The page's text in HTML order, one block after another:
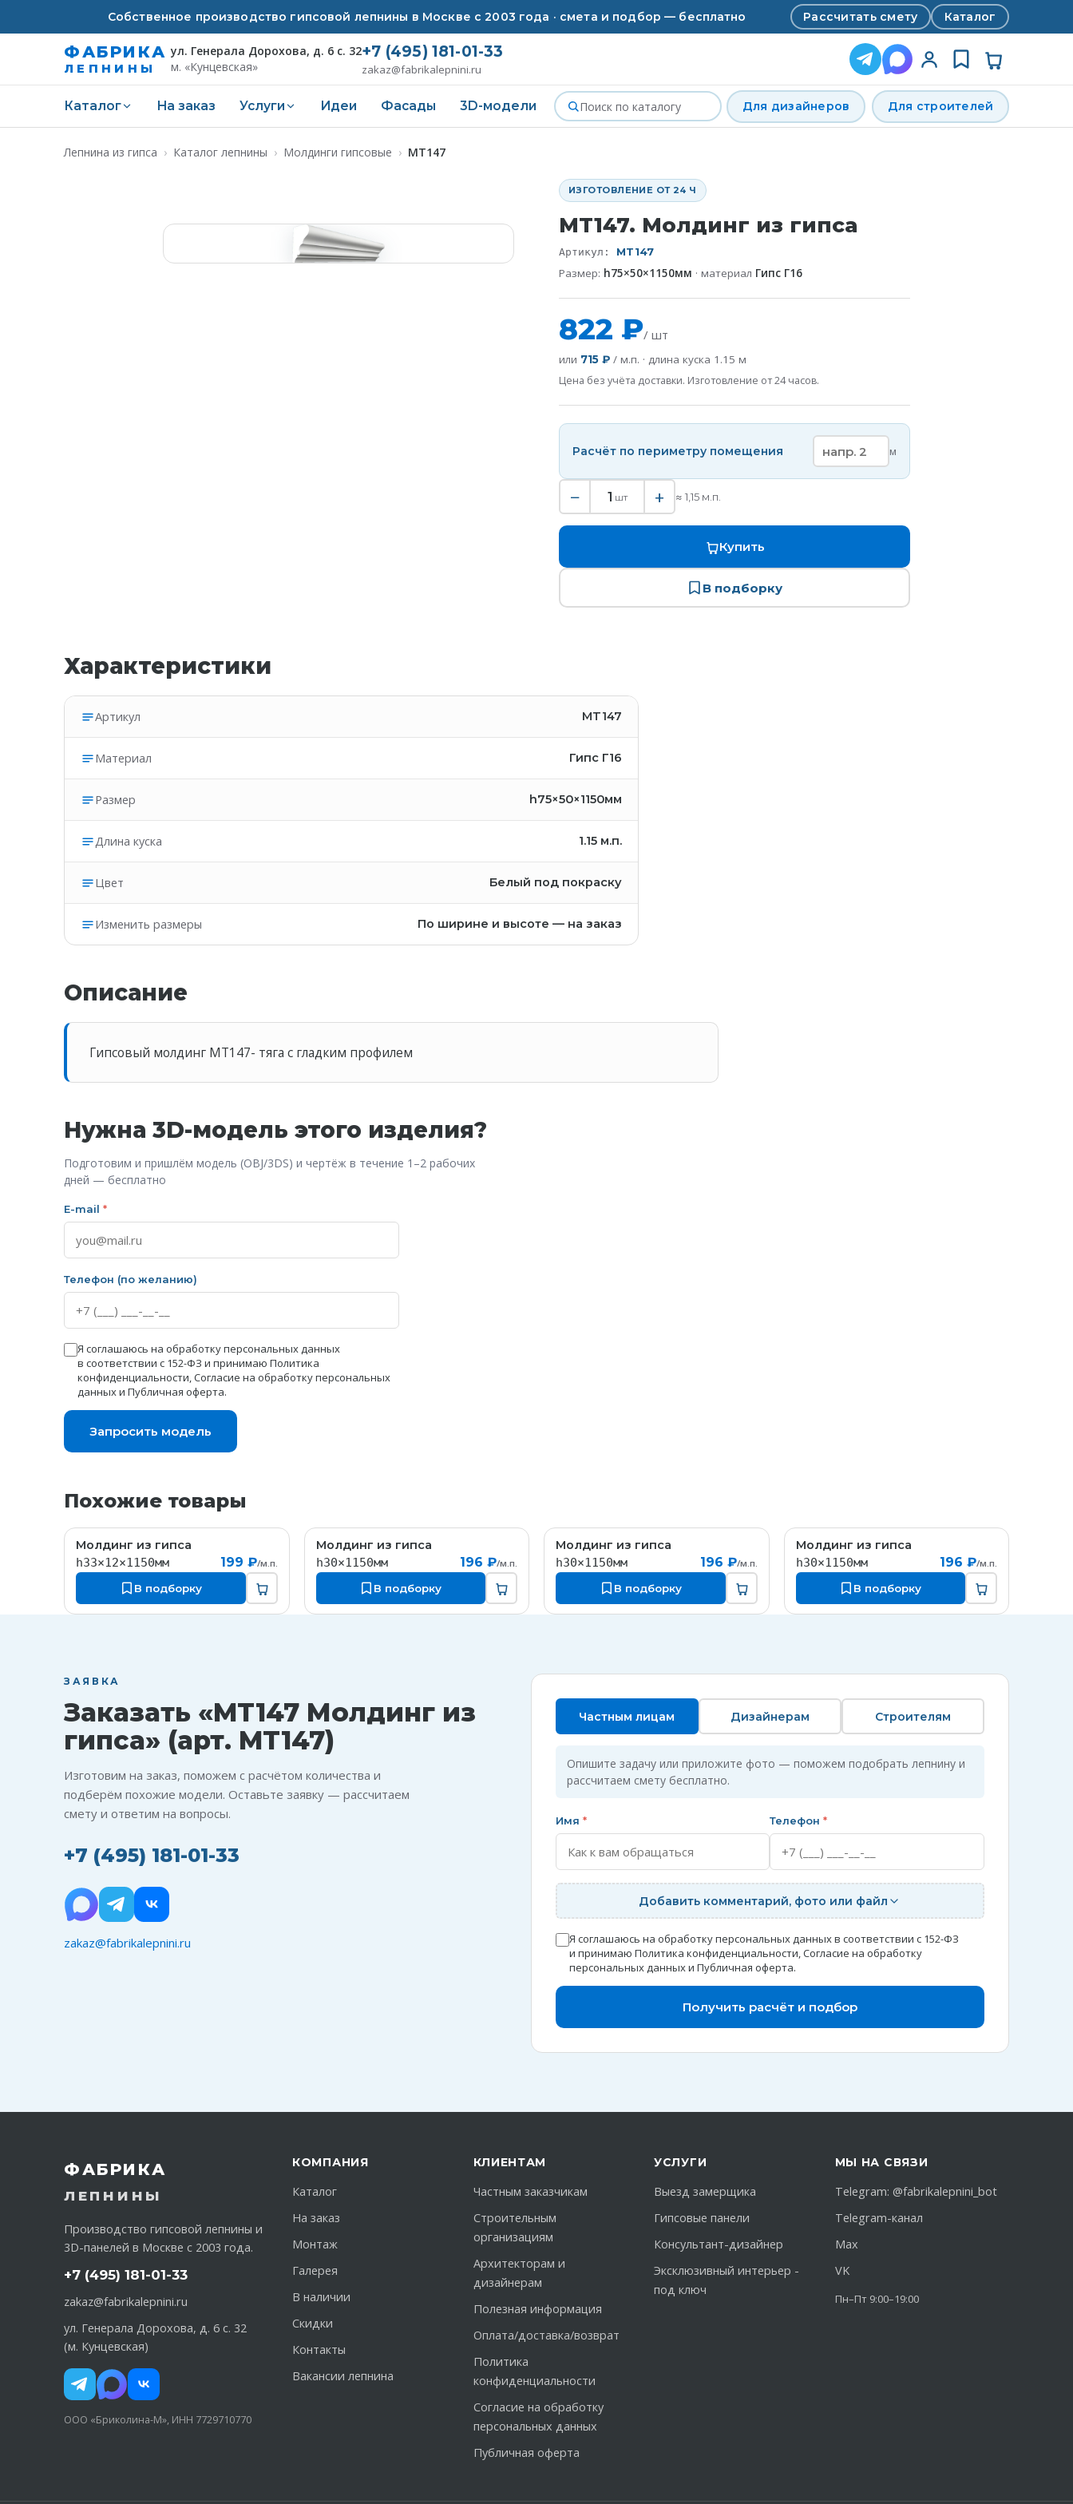
Собственное производство гипсовой лепнины в Москве с 2003 года · смета и подбор — бесплатно Рассчитать смету Каталог
ФАБРИКА
ЛЕПНИНЫ
ул. Генерала Дорохова, д. 6 с. 32
м. «Кунцевская»
+7 (495) 181-01-33
zakaz@fabrikalepnini.ru
Каталог На заказ Услуги Идеи Фасады 3D-модели Для дизайнеров Для строителей
Лепнина из гипса › Каталог лепнины › Молдинги гипсовые › MT147
ИЗГОТОВЛЕНИЕ ОТ 24 Ч
MT147. Молдинг из гипса
Артикул: MT147
Размер: h75×50×1150мм · материал Гипс Г16
822 ₽/ шт
или 715 ₽ / м.п. · длина куска 1.15 м
Цена без учёта доставки. Изготовление от 24 часов.
Расчёт по периметру помещения м
− 1 шт + ≈ 1,15 м.п.
Купить
В подборку
Характеристики
Артикул MT147
Материал Гипс Г16
Размер h75×50×1150мм
Длина куска 1.15 м.п.
Цвет Белый под покраску
Изменить размеры По ширине и высоте — на заказ
Описание
Гипсовый молдинг MT147- тяга с гладким профилем
Нужна 3D-модель этого изделия?
Подготовим и пришлём модель (OBJ/3DS) и чертёж в течение 1–2 рабочих
дней — бесплатно
E-mail *
Телефон (по желанию)
Я соглашаюсь на обработку персональных данных
в соответствии с 152-ФЗ и принимаю Политика
конфиденциальности,Согласие на обработку персональных
данныхи Публичная оферта.
Запросить модель
Похожие товары
Молдинг из гипса
h33×12×1150мм
199 ₽/м.п.
В подборку
Молдинг из гипса
h30×1150мм
196 ₽/м.п.
В подборку
Молдинг из гипса
h30×1150мм
196 ₽/м.п.
В подборку
Молдинг из гипса
h30×1150мм
196 ₽/м.п.
В подборку
ЗАЯВКА
Заказать «MT147 Молдинг из
гипса» (арт. MT147)
Изготовим на заказ, поможем с расчётом количества и
подберём похожие модели. Оставьте заявку — рассчитаем
смету и ответим на вопросы.
+7 (495) 181-01-33
zakaz@fabrikalepnini.ru
Частным лицам Дизайнерам Строителям
Опишите задачу или приложите фото — поможем подобрать лепнину и
рассчитаем смету бесплатно.
Имя * Телефон *
Добавить комментарий, фото или файл
Я соглашаюсь на обработку персональных данных в соответствии с 152-ФЗ
и принимаю Политика конфиденциальности,Согласие на обработку
персональных данныхи Публичная оферта.
Получить расчёт и подбор
ФАБРИКА
ЛЕПНИНЫ
Производство гипсовой лепнины и
3D-панелей в Москве с 2003 года.
+7 (495) 181-01-33
zakaz@fabrikalepnini.ru
ул. Генерала Дорохова, д. 6 с. 32
(м. Кунцевская)
ООО «Бриколина-М», ИНН 7729710770
КОМПАНИЯ
Каталог
На заказ
Монтаж
Галерея
В наличии
Скидки
Контакты
Вакансии лепнина
КЛИЕНТАМ
Частным заказчикам
Строительным
организациям
Архитекторам и
дизайнерам
Полезная информация
Оплата/доставка/возврат
Политика
конфиденциальности
Согласие на обработку
персональных данных
Публичная оферта
УСЛУГИ
Выезд замерщика
Гипсовые панели
Консультант-дизайнер
Эксклюзивный интерьер -
под ключ
МЫ НА СВЯЗИ
Telegram: @fabrikalepnini_bot
Telegram-канал
Max
VK
Пн–Пт 9:00–19:00